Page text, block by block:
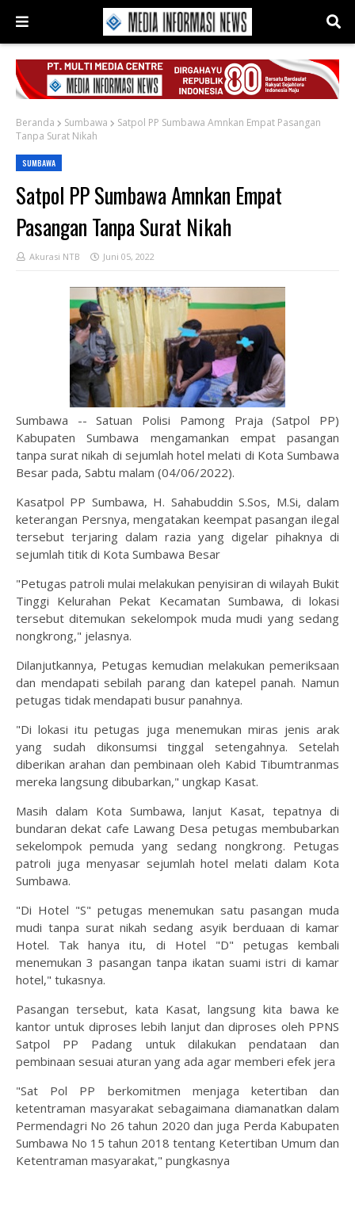
Beranda Sumbawa
Satpol PP Sumbawa Amnkan Empat Pasangan
Tanpa Surat Nikah
SUMBAWA
Satpol PP Sumbawa Amnkan Empat
Pasangan Tanpa Surat Nikah
Akurasi NTB Juni 05, 2022
Sumbawa -- Satuan Polisi Pamong Praja (Satpol PP)
Kabupaten Sumbawa mengamankan empat pasangan
tanpa surat nikah di sejumlah hotel melati di Kota Sumbawa
Besar pada, Sabtu malam (04/06/2022).
Kasatpol PP Sumbawa, H. Sahabuddin S.Sos, M.Si, dalam
keterangan Persnya, mengatakan keempat pasangan ilegal
tersebut terjaring dalam razia yang digelar pihaknya di
sejumlah titik di Kota Sumbawa Besar
"Petugas patroli mulai melakukan penyisiran di wilayah Bukit
Tinggi Kelurahan Pekat Kecamatan Sumbawa, di lokasi
tersebut ditemukan sekelompok muda mudi yang sedang
nongkrong," jelasnya.
Dilanjutkannya, Petugas kemudian melakukan pemeriksaan
dan mendapati sebilah parang dan katepel panah. Namun
petugas tidak mendapati busur panahnya.
"Di lokasi itu petugas juga menemukan miras jenis arak
yang sudah dikonsumsi tinggal setengahnya. Setelah
diberikan arahan dan pembinaan oleh Kabid Tibumtranmas
mereka langsung dibubarkan," ungkap Kasat.
Masih dalam Kota Sumbawa, lanjut Kasat, tepatnya di
bundaran dekat cafe Lawang Desa petugas membubarkan
sekelompok pemuda yang sedang nongkrong. Petugas
patroli juga menyasar sejumlah hotel melati dalam Kota
Sumbawa.
"Di Hotel "S" petugas menemukan satu pasangan muda
mudi tanpa surat nikah sedang asyik berduaan di kamar
Hotel. Tak hanya itu, di Hotel "D" petugas kembali
menemukan 3 pasangan tanpa ikatan suami istri di kamar
hotel," tukasnya.
Pasangan tersebut, kata Kasat, langsung kita bawa ke
kantor untuk diproses lebih lanjut dan diproses oleh PPNS
Satpol PP Padang untuk dilakukan pendataan dan
pembinaan sesuai aturan yang ada agar memberi efek jera
"Sat Pol PP berkomitmen menjaga ketertiban dan
ketentraman masyarakat sebagaimana diamanatkan dalam
Permendagri No 26 tahun 2020 dan juga Perda Kabupaten
Sumbawa No 15 tahun 2018 tentang Ketertiban Umum dan
Ketentraman masyarakat," pungkasnya